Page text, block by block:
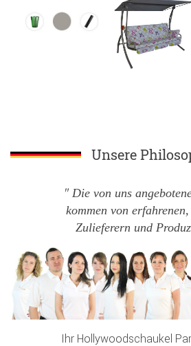
Unsere
Die von uns
kommen von
Zulieferern und
Ihr Hollywoodschaukel